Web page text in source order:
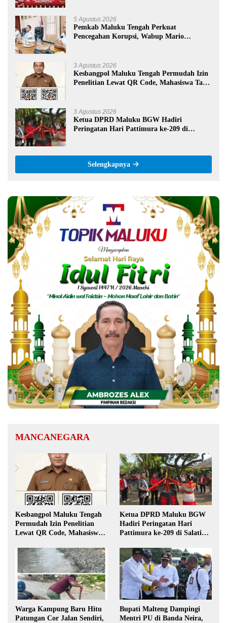
5 Agustus 2026
Pemkab Maluku Tengah Perkuat
Pencegahan Korupsi, Wabup Mario
3 Agustus 2026
Kesbangpol Maluku Tengah Permudah Izin
Penelitian Lewat QR Code, Mahasiswa Tak
3 Agustus 2026
Ketua DPRD Maluku BGW Hadiri
Peringatan Hari Pattimura ke-209 di
Selengkapnya
MANCANEGARA
Kesbangpol Maluku Tengah
Permudah Izin Penelitian
Lewat QR Code, Mahasiswa
Ketua DPRD Maluku BGW
Hadiri Peringatan Hari
Pattimura ke-209 di Salatiga,
Orang Basudara
Warga Kampung Baru Hitu
Patungan Cor Jalan Sendiri,
Bupati Malteng Dampingi
Mentri PU di Banda Neira,